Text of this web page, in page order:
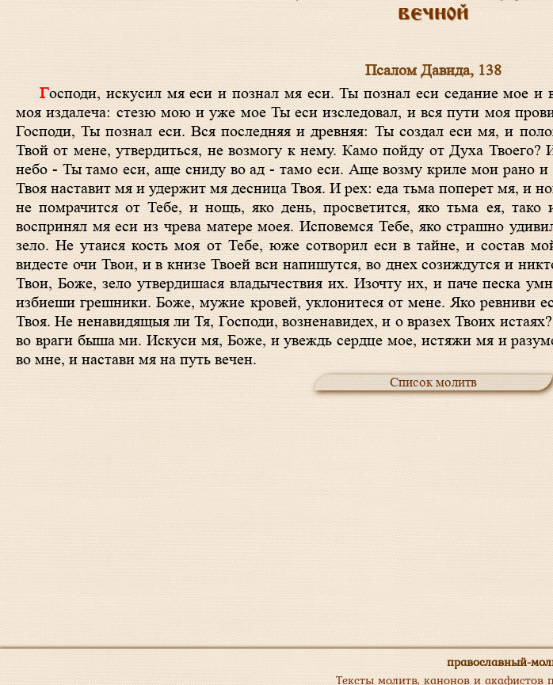
вечной
Псалом Давида, 138
Господи, искусил мя еси и познал мя еси. Ты познал еси седание мое и востание мое. Ты разумел еси помышления
моя издалеча: стезю мою и уже мое Ты еси изследовал, и вся пути моя
Господи, Ты познал еси. Вся последняя и древняя: Ты создал еси мя, и
Твой от мене, утвердиться, не возмогу к нему. Камо пойду от Духа
небо - Ты тамо еси, аще сниду во ад - тамо еси. Аще возму криле мои рано
Твоя наставит мя и удержит мя десница Твоя. И рех: еда тьма поперет мя, и
не помрачится от Тебе, и нощь, яко день, просветится, яко тьма ея,
воспринял мя еси из чрева матере моея. Исповемся Тебе, яко страшно
зело. Не утаися кость моя от Тебе, юже сотворил еси в тайне, и состав
видесте очи Твои, и в книзе Твоей вси напишутся, во днех созиждутся и
Твои, Боже, зело утвердишася владычествия их. Изочту их, и паче песка
избиеши грешники. Боже, мужие кровей, уклонитеся от мене. Яко ревниви
Твоя. Не ненавидящыя ли Тя, Господи, возненавидех, и о вразех Твоих
во враги быша ми. Искуси мя, Боже, и увеждь сердце мое, истяжи мя и
во мне, и настави мя на путь вечен.
Список молитв
православный-
Тексты молитв, канонов и акафистов